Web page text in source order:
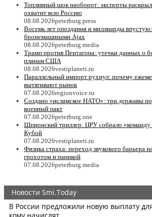
Топливный шок наоборот: эксперты
охватит всю Россию
08.08.2026peterburg.press
Восемь лет опоздания и миллиарды
бронемашинами Ajax
08.08.2026peterburg.media
Трамп против Пентагона: утечки данных о
планам США
08.08.2026vestiplaneti.ru
Параллельный импорт рухнул: почему
вытягивают рынок
07.08.2026regionvoice.ru
Создано «исламское НАТО»: три державы
военный пакт
07.08.2026peterburg.one
Шпионский триллер: ЦРУ собрало «команду
Кубой
07.08.2026vestiplaneti.ru
Физика страха: переход звукового барьера
грохотом и паникой
07.08.2026peterburg.media